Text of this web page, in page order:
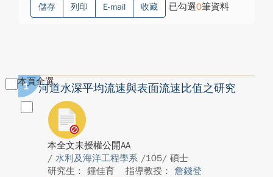
儲存 列印 E-mail 收藏 已勾選0筆資料
本頁全選
1 河道水深平均流速與表面流速比值之研究
本全文未授權公開AA
/ 水利及海洋工程學系 /105/ 碩士
研究生： 鍾佳育
指導教授： 詹錢登